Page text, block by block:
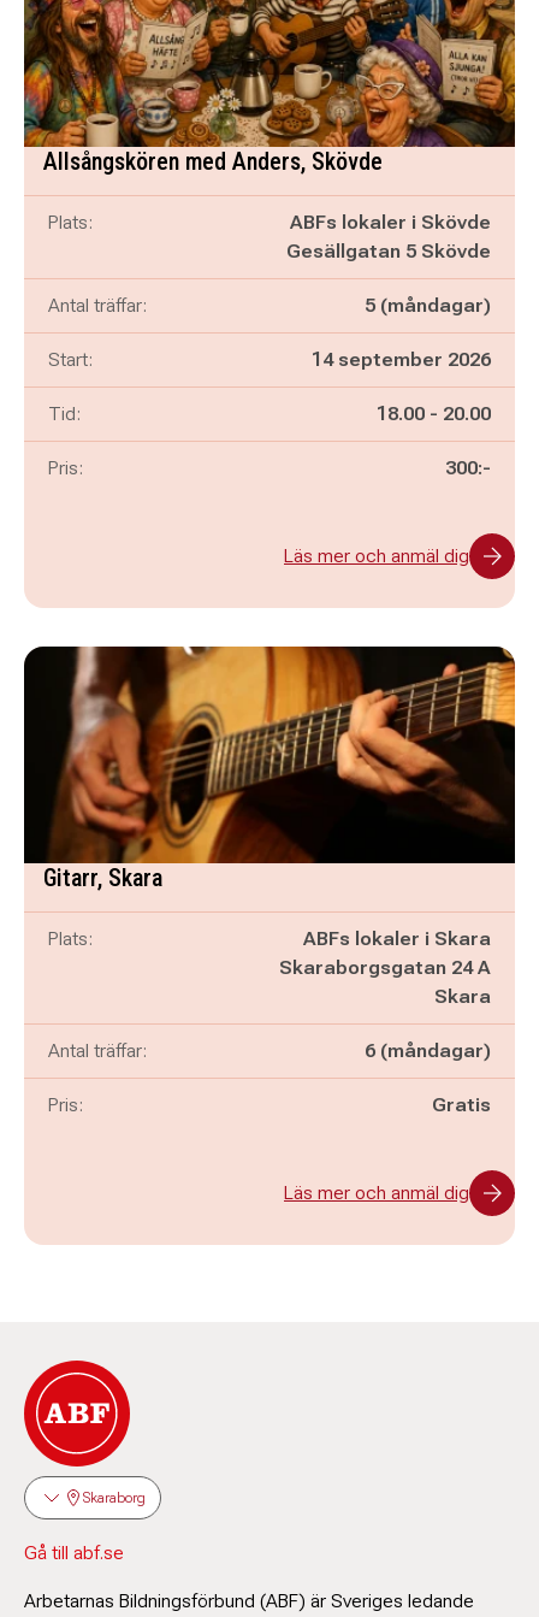
Allsångskören med Anders, Skövde
Plats:
ABFs lokaler i Skövde
Gesällgatan 5 Skövde
Antal träffar: 5 (måndagar)
Start: 14 september 2026
Tid: Pågår mellan
18.00 - och
20.00
Pris: 300:-
Läs mer och anmäl dig
Gitarr, Skara
Plats:
ABFs lokaler i Skara
Skaraborgsgatan 24 A
Skara
Antal träffar: 6 (måndagar)
Pris: Gratis
Läs mer och anmäl dig
Skaraborg
Gå till abf.se
Arbetarnas Bildningsförbund (ABF) är Sveriges ledande